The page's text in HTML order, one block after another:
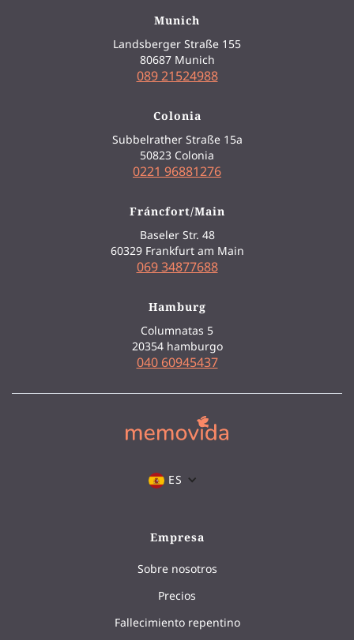
Munich
Landsberger Straße 155
80687 Munich
089 21524988
Colonia
Subbelrather Straße 15a
50823 Colonia
0221 96881276
Fráncfort/Main
Baseler Str. 48
60329 Frankfurt am Main
069 34877688
Hamburg
Columnatas 5
20354 hamburgo
040 60945437
ES
Empresa
Sobre nosotros
Precios
Fallecimiento repentino